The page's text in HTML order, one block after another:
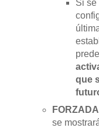
Si se
que
FORZADA
se